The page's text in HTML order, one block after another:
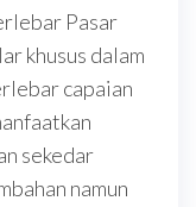
Pasar
khusus dalam
capaian
sekedar
namun